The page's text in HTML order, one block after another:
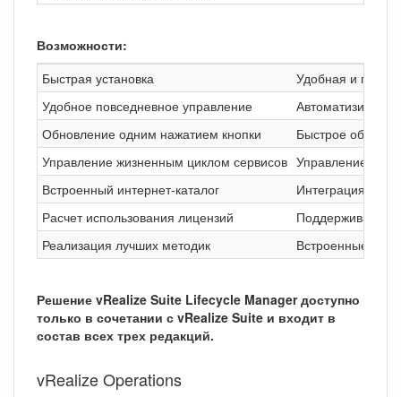
Возможности:
Быстрая установка
Удобная и
Удобное повседневное управление
Обновление одним нажатием кнопки
Быстрое
Управление жизненным циклом сервисов Управление
Встроенный интернет-каталог
Интеграция с
Расчет использования лицензий
Поддерживает
Реализация лучших методик
Встроенные
Решение vRealize Suite Lifecycle Manager доступно
только в сочетании с vRealize Suite и входит в
состав всех трех редакций.
vRealize Operations